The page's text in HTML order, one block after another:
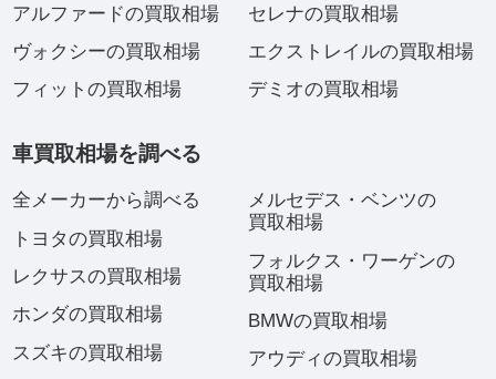
アルファードの買取相場
ヴォクシーの買取相場
フィットの買取相場
セレナの買取相場
エクストレイルの買取相場
デミオの買取相場
車買取相場を調べる
全メーカーから調べる
トヨタの買取相場
レクサスの買取相場
ホンダの買取相場
スズキの買取相場
メルセデス・ベンツの
買取相場
フォルクス・ワーゲンの
買取相場
BMWの買取相場
アウディの買取相場